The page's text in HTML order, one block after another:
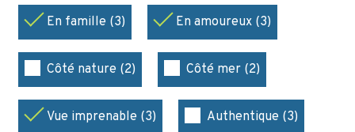
En famille (3) En amoureux (3)
Côté nature (2) Côté mer (2)
Vue imprenable (3) Authentique (3)